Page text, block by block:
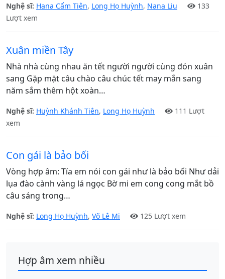
Nghệ sĩ: Hana Cẩm Tiên, Long Họ Huỳnh, Nana Liu
133
Lượt xem
Xuân miền Tây
Nhà nhà cùng nhau ăn tết người người cùng đón xuân
sang Gặp mặt câu chào câu chúc tết may mắn sang
năm sắm thêm hột xoàn…
Nghệ sĩ: Huỳnh Khánh Tiên, Long Họ Huỳnh
111 Lượt
xem
Con gái là bảo bối
Vòng hợp âm: Tía em nói con gái như là bảo bối Như dải
lụa đào cành vàng lá ngọc Bờ mi em cong cong mắt bồ
câu sáng trong…
Nghệ sĩ: Long Họ Huỳnh, Võ Lê Mi 125 Lượt xem
Hợp âm xem nhiều